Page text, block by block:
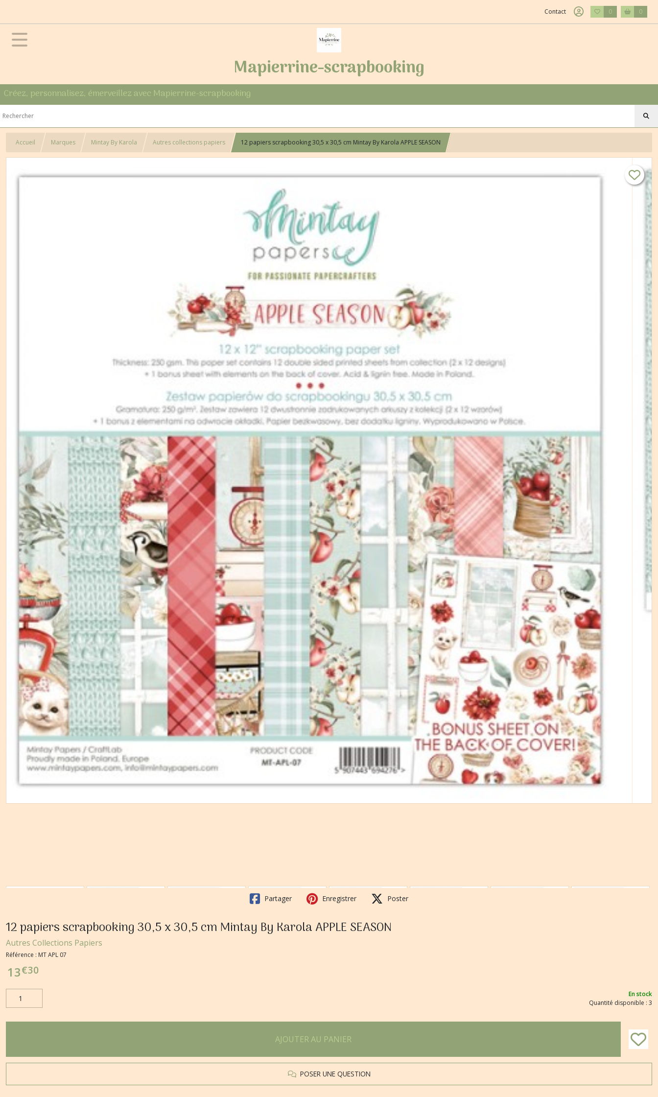
Contact 0 0
Mapierrine-scrapbooking
Créez, personnalisez, émerveillez avec Mapierrine-scrapbooking
Accueil Marques Mintay By Karola Autres collections papiers 12 papiers scrapbooking 30,5 x 30,5 cm Mintay By Karola APPLE SEASON
Partager Enregistrer Poster
12 papiers scrapbooking 30,5 x 30,5 cm Mintay By Karola APPLE SEASON
Autres Collections Papiers
Référence : MT APL 07
13€30
En stock
Quantité disponible : 3
AJOUTER AU PANIER
POSER UNE QUESTION